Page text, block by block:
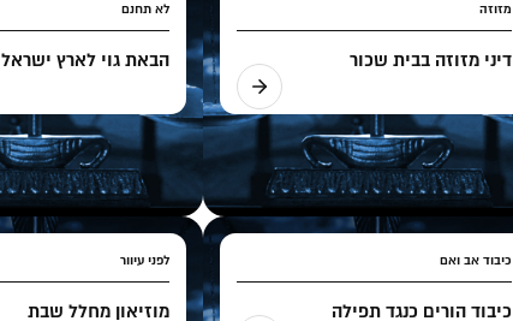
מזוזה
דיני מזוזה בבית שכור
לא תחנם
הבאת גוי לארץ ישראל
כיבוד אב ואם
כיבוד הורים כנגד תפילה
לפני עיוור
מוזיאון מחלל שבת